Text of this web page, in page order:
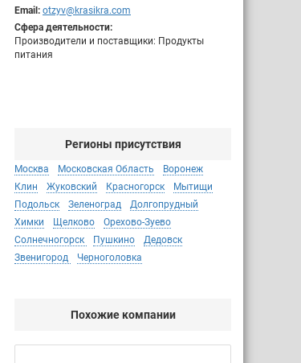
Email: otzyv@krasikra.com
Сфера деятельности:
Производители и поставщики: Продукты
питания
Регионы присутствия
Москва Московская Область
Воронеж
Клин
Жуковский Красногорск
Мытищи
Подольск
Зеленоград
Долгопрудный
Химки
Щелково
Орехово-Зуево
Солнечногорск
Пушкино
Дедовск
Звенигород
Черноголовка
Похожие компании